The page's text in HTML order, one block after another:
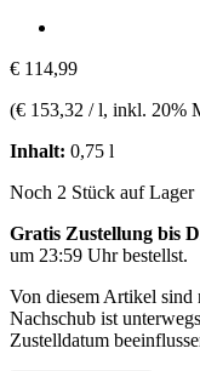
€ 114,99
(€ 153,32 / l, inkl. 20%
Inhalt: 0,75 l
Noch 2 Stück auf Lager
Gratis Zustellung bis
um 23:59 Uhrbestellst.
Von diesem Artikel sind
Nachschub ist
Zustelldatum